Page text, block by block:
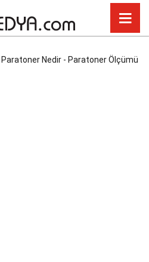
Paratoner Nedir - Paratoner Ölçümü